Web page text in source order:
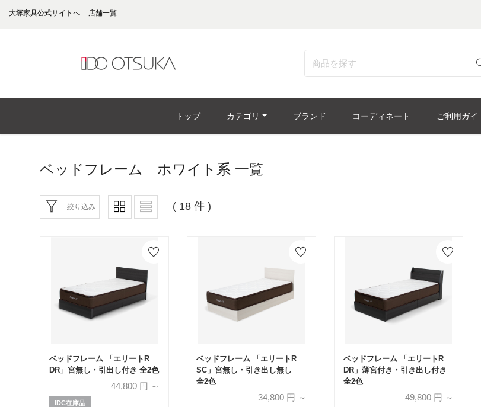
大塚家具公式サイトへ 店舗一覧
トップ カテゴリ ブランド コーディネート ご利用ガイ
ベッドフレーム ホワイト系 一覧
絞り込み ( 18 件 )
ベッドフレーム 「エリートR
DR」宮無し・引出し付き 全2色
44,800円 ～
IDC在庫品
ベッドフレーム 「エリートR
SC」宮無し・引き出し無し
全2色
34,800円 ～
ベッドフレーム 「エリートR
DR」薄宮付き・引き出し付き
全2色
49,800 円 ～